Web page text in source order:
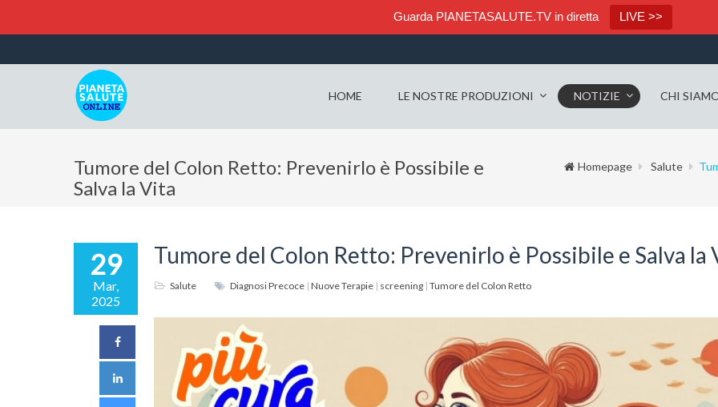
Guarda PIANETASALUTE.TV in diretta LIVE >>
HOME LE NOSTRE PRODUZIONI NOTIZIE CHI
Tumore del Colon Retto: Prevenirlo è Possibile e
Salva la Vita
Homepage Salute
29
Mar,
2025
Tumore del Colon Retto: Prevenirlo è Possibile e Salva la
Salute Diagnosi Precoce | Nuove Terapie | screening | Tumore del Colon Retto